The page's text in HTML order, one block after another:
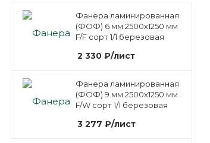
Фанера ламинированная
(ФОФ) 6 мм 2500х1250 мм
F/F сорт 1/1 березовая
2 330 ₽/лист
Фанера ламинированная
(ФОФ) 9 мм 2500х1250 мм
F/W сорт 1/1 березовая
3 277 ₽/лист